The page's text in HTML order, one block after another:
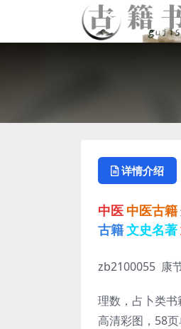
详情介绍
中医 中医古籍
古籍文史名著
zb2100055 康
理数，占卜类书
高清彩图，58页